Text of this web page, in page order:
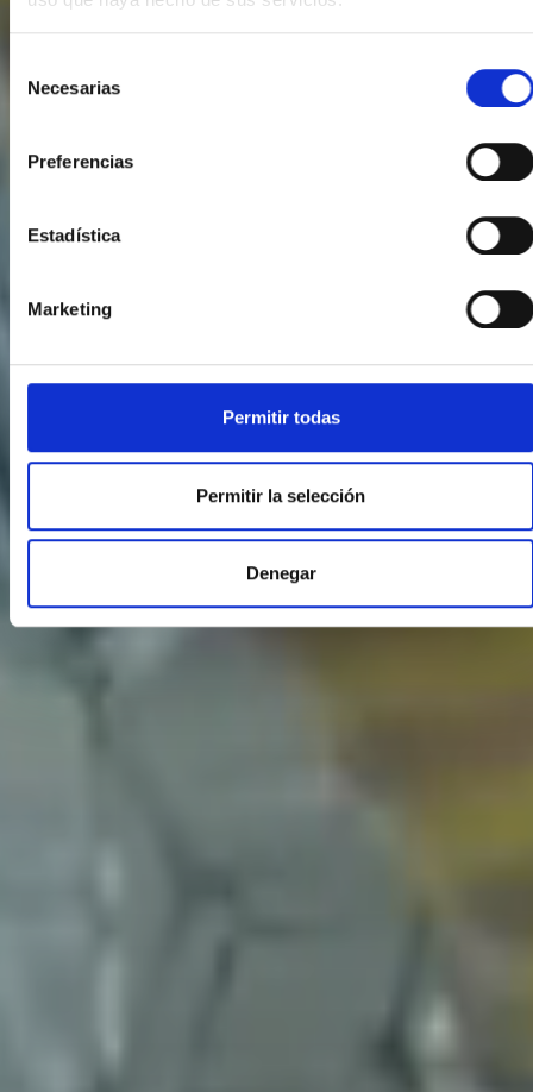
Necesarias
Preferencias
Estadística
Marketing
Permitir todas
Permitir la selección
Denegar